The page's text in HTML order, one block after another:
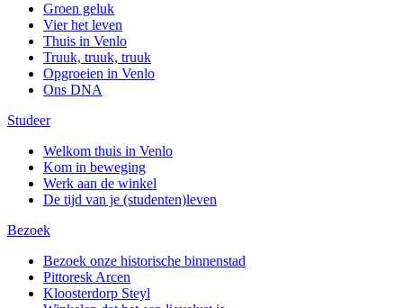
Groen geluk
Vier het leven
Thuis in Venlo
Truuk, truuk, truuk
Opgroeien in Venlo
Ons DNA
Studeer
Welkom thuis in Venlo
Kom in beweging
Werk aan de winkel
De tijd van je (studenten)leven
Bezoek
Bezoek onze historische binnenstad
Pittoresk Arcen
Kloosterdorp Steyl